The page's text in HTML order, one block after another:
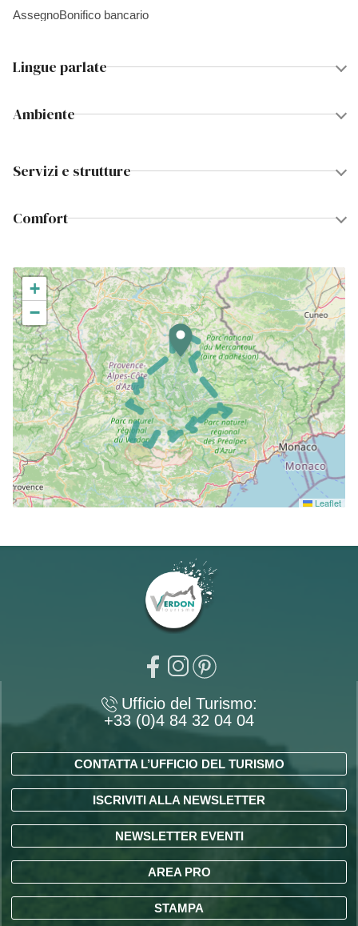
AssegnoBonifico bancario
Lingue parlate
Ambiente
Servizi e strutture
Comfort
+
−
Leaflet
Ufficio del Turismo:
+33 (0)4 84 32 04 04
CONTATTA L’UFFICIO DEL TURISMO
ISCRIVITI ALLA NEWSLETTER
NEWSLETTER EVENTI
AREA PRO
STAMPA